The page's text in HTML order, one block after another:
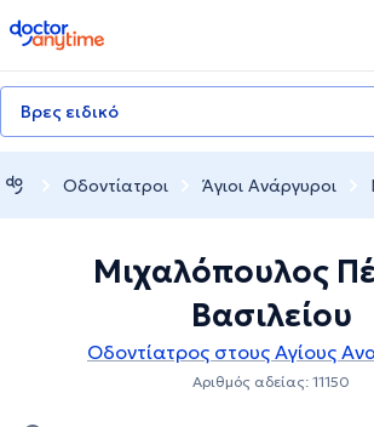
doctoranytime
Βρες ειδικό
Οδοντίατροι Άγιοι Ανάργυροι
Μιχαλόπουλος
Βασιλείου
Οδοντίατρος στους Αγίους
Αριθμός αδείας: 11150